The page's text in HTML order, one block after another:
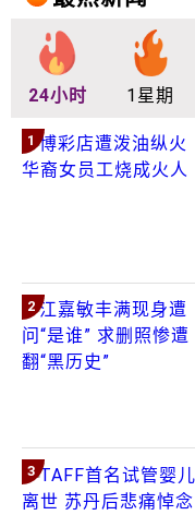
24小时 1星期
1
2
3